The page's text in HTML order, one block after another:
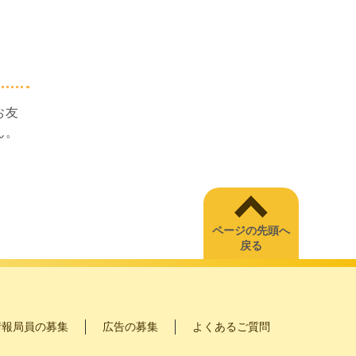
友
ページの先頭へ
戻る
局員の募集 広告の募集 よくあるご質問